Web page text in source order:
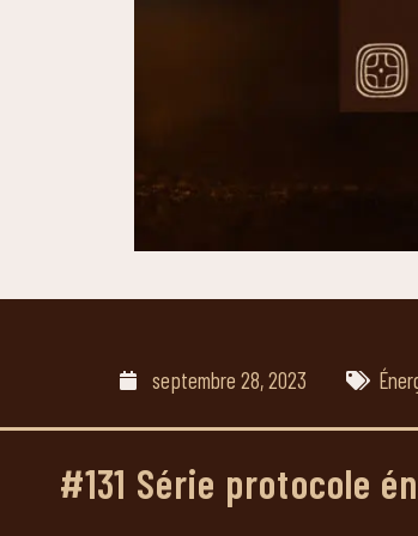
septembre 28, 2023
#131 Série protocole